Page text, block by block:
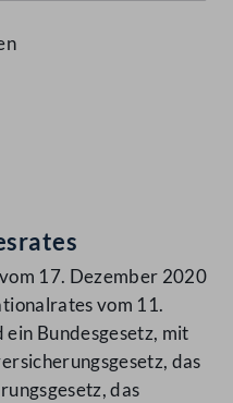
17. Dezember 2020
vom 11.
Bundesgesetz, mit
das
das